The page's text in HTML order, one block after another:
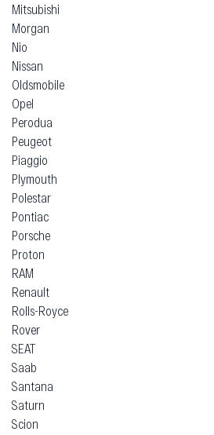
Mitsubishi
Morgan
Nio
Nissan
Oldsmobile
Opel
Perodua
Peugeot
Piaggio
Plymouth
Polestar
Pontiac
Porsche
Proton
RAM
Renault
Rolls-Royce
Rover
SEAT
Saab
Santana
Saturn
Scion